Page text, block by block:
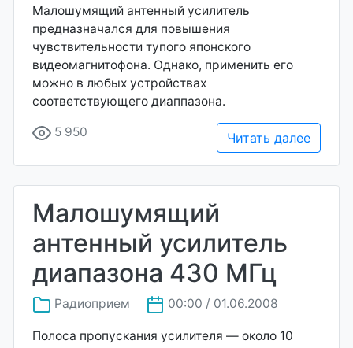
Малошумящий антенный усилитель
предназначался для повышения
чувствительности тупого японского
видеомагнитофона. Однако, применить его
можно в любых устройствах
соответствующего диаппазона.
5 950 Читать далее
Малошумящий
антенный усилитель
диапазона 430 МГц
Радиоприем 00:00 / 01.06.2008
Полоса пропускания усилителя — около 10